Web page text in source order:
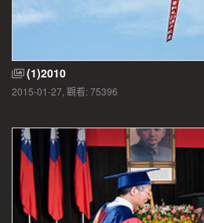
(1)2010
2015-01-27, 觀看: 75396